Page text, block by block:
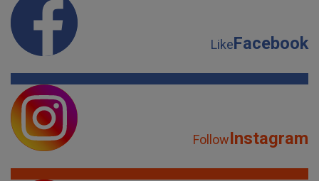
LikeFacebook
FollowInstagram